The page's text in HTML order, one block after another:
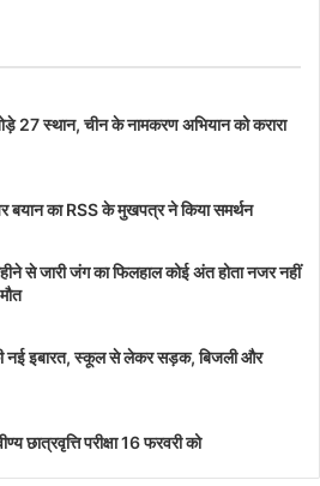
27 स्थान, चीन के नामकरण अभियान को करारा
बयान का RSS के मुखपत्र ने किया समर्थन
से जारी जंग का फिलहाल कोई अंत होता नजर नहीं
नई इबारत, स्कूल से लेकर सड़क, बिजली और
छात्रवृत्ति परीक्षा 16 फरवरी को